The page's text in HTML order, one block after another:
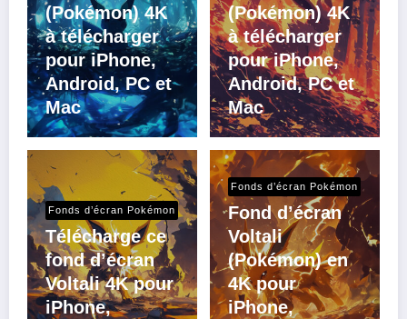
(Pokémon) 4K
à télécharger
pour iPhone,
Android, PC et
Mac
(Pokémon) 4K
à télécharger
pour iPhone,
Android, PC et
Mac
Fonds d’écran Pokémon
Télécharge ce
fond d’écran
Voltali 4K pour
iPhone,
Fonds d’écran Pokémon
Fond d’écran
Voltali
(Pokémon) en
4K pour
iPhone,